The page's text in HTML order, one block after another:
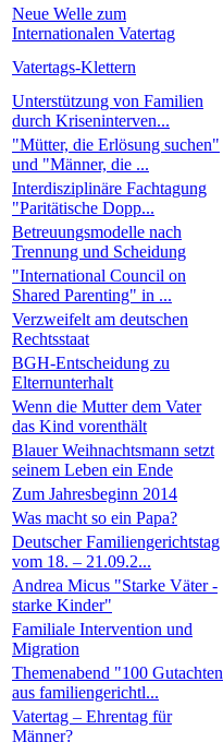
Neue Welle zum
Internationalen Vatertag
Vatertags-Klettern
Unterstützung von Familien
durch Kriseninterven...
"Mütter, die Erlösung suchen"
und "Männer, die ...
Interdisziplinäre Fachtagung
"Paritätische Dopp...
Betreuungsmodelle nach
Trennung und Scheidung
"International Council on
Shared Parenting" in ...
Verzweifelt am deutschen
Rechtsstaat
BGH-Entscheidung zu
Elternunterhalt
Wenn die Mutter dem Vater
das Kind vorenthält
Blauer Weihnachtsmann setzt
seinem Leben ein Ende
Zum Jahresbeginn 2014
Was macht so ein Papa?
Deutscher Familiengerichtstag
vom 18. – 21.09.2...
Andrea Micus "Starke Väter -
starke Kinder"
Familiale Intervention und
Migration
Themenabend "100 Gutachten
aus familiengerichtl...
Vatertag – Ehrentag für
Männer?